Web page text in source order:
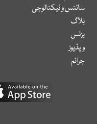
سائنس و ٹیکنالوجی
بلاگ
بزنس
ویڈیوز
جرائم